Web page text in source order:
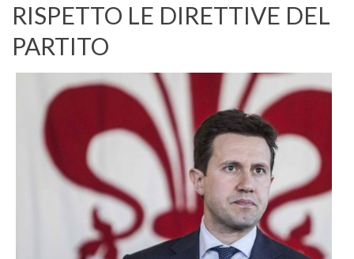
RISPETTO LE DIRETTIVE DEL
PARTITO